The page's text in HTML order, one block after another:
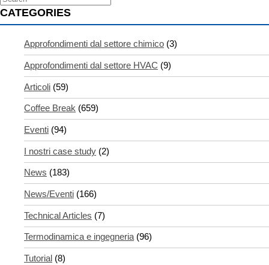
CATEGORIES
Approfondimenti dal settore chimico (3)
Approfondimenti dal settore HVAC (9)
Articoli (59)
Coffee Break (659)
Eventi (94)
I nostri case study (2)
News (183)
News/Eventi (166)
Technical Articles (7)
Termodinamica e ingegneria(96)
Tutorial (8)